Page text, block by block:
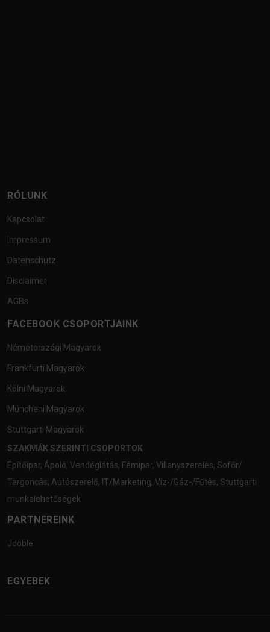
RÓLUNK
Kapcsolat
Impressum
Datenschutz
Disclaimer
AGBs
FACEBOOK CSOPORTJAINK
Németországi Magyarok
Frankfurti Magyarok
Kölni Magyarok
Müncheni Magyarok
Stuttgarti Magyarok
SZAKMÁK SZERINTI CSOPORTOK
Építőipar, Ápoló, Vendéglátás, Fémipar, Villanyszerelés, Sofőr/
Targoncás, Autószerelő, IT/Marketing, Víz-/Gáz-/Fűtés, Stuttgarti
munkalehetőségek
PARTNEREINK
Jooble
EGYEBEK